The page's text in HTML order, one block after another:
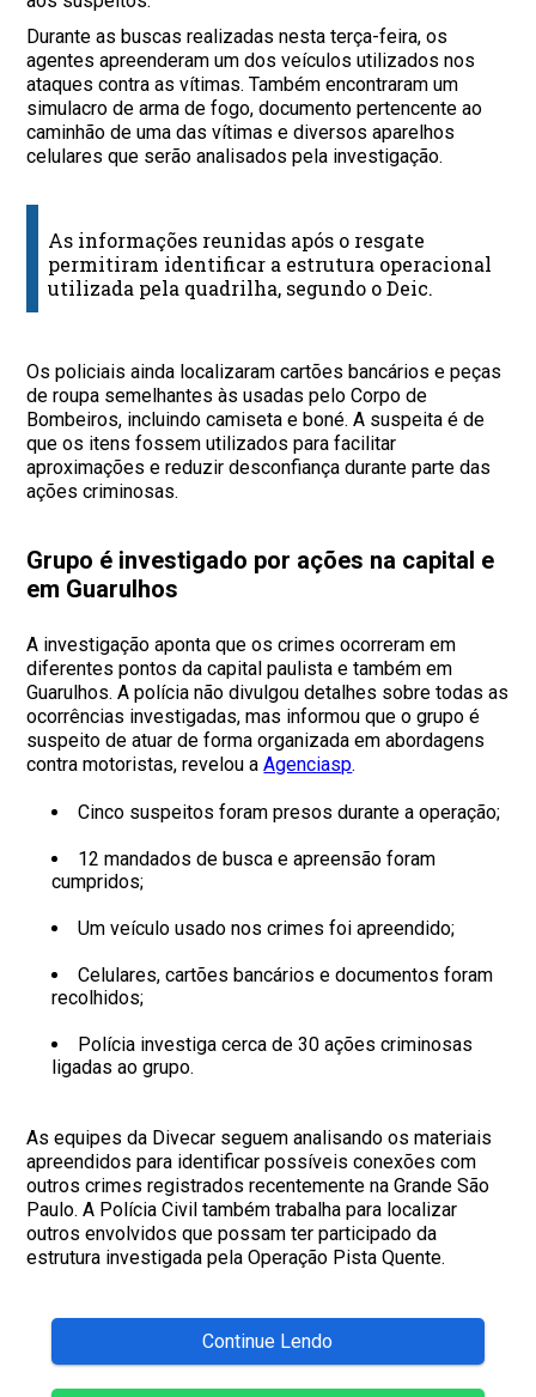
Durante as buscas realizadas nesta terça-feira, os
agentes apreenderam um dos veículos utilizados nos
ataques contra as vítimas. Também encontraram um
simulacro de arma de fogo, documento pertencente ao
caminhão de uma das vítimas e diversos aparelhos
celulares que serão analisados pela investigação.
As informações reunidas após o resgate
permitiram identificar a estrutura operacional
utilizada pela quadrilha, segundo o Deic.
Os policiais ainda localizaram cartões bancários e peças
de roupa semelhantes às usadas pelo Corpo de
Bombeiros, incluindo camiseta e boné. A suspeita é de
que os itens fossem utilizados para facilitar
aproximações e reduzir desconfiança durante parte das
ações criminosas.
Grupo é investigado por ações na capital e
em Guarulhos
A investigação aponta que os crimes ocorreram em
diferentes pontos da capital paulista e também em
Guarulhos. A polícia não divulgou detalhes sobre todas as
ocorrências investigadas, mas informou que o grupo é
suspeito de atuar de forma organizada em abordagens
contra motoristas, revelou aAgenciasp.
Cinco suspeitos foram presos durante a operação;
12 mandados de busca e apreensão foram
cumpridos;
Um veículo usado nos crimes foi apreendido;
Celulares, cartões bancários e documentos foram
recolhidos;
Polícia investiga cerca de 30 ações criminosas
ligadas ao grupo.
As equipes da Divecar seguem analisando os materiais
apreendidos para identificar possíveis conexões com
outros crimes registrados recentemente na Grande São
Paulo. A Polícia Civil também trabalha para localizar
outros envolvidos que possam ter participado da
estrutura investigada pela Operação Pista Quente.
Continue Lendo